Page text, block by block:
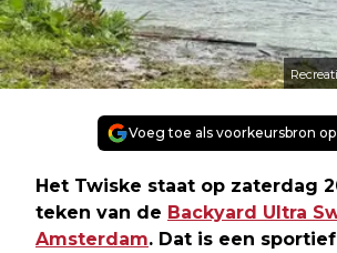
Voeg toe als voorkeursbron
Het Twiske staat op zaterdag
teken van de Backyard Ultra
Amsterdam. Dat is een